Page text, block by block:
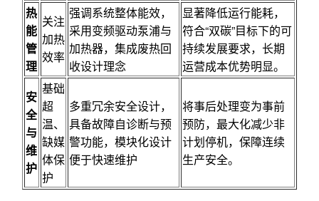
热
能
管
理
关注
加热
效率
强调系统整体能效，
采用变频驱动泵浦与
加热器，集成废热回
收设计理念
显著降低运行能耗，
符合“双碳”目标下的可
持续发展要求，长期
运营成本优势明显。
安
全
与
维
护
基础
超
温、
缺媒
体保
护
多重冗余安全设计，
具备故障自诊断与预
警功能，模块化设计
便于快速维护
将事后处理变为事前
预防，最大化减少非
计划停机，保障连续
生产安全。